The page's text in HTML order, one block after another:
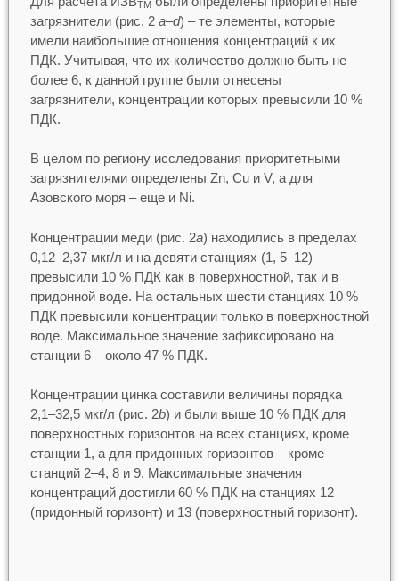
ТМ
загрязнители (рис. 2 a–d) – те элементы, которые
имели наибольшие отношения концентраций к их
ПДК. Учитывая, что их количество должно быть не
более 6, к данной группе были отнесены
загрязнители, концентрации которых превысили 10 %
ПДК.
В целом по региону исследования приоритетными
загрязнителями определены Zn, Cu и V, а для
Азовского моря – еще и Ni.
Концентрации меди (рис. 2a) находились в пределах
0,12–2,37 мкг/л и на девяти станциях (1, 5–12)
превысили 10 % ПДК как в поверхностной, так и в
придонной воде. На остальных шести станциях 10 %
ПДК превысили концентрации только в поверхностной
воде. Максимальное значение зафиксировано на
станции 6 – около 47 % ПДК.
Концентрации цинка составили величины порядка
2,1–32,5 мкг/л (рис. 2b) и были выше 10 % ПДК для
поверхностных горизонтов на всех станциях, кроме
станции 1, а для придонных горизонтов – кроме
станций 2–4, 8 и 9. Максимальные значения
концентраций достигли 60 % ПДК на станциях 12
(придонный горизонт) и 13 (поверхностный горизонт).